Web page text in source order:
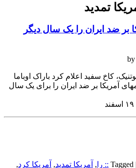
تمدید
بر ضد ایران را یک سال دیگر
کاخ سفید اعلام کرد باراک اوباما
آمریکا بر ضد ایران را برای یک سال
Tagged :: را , آمریکا تمدید, آمریکا کرد,